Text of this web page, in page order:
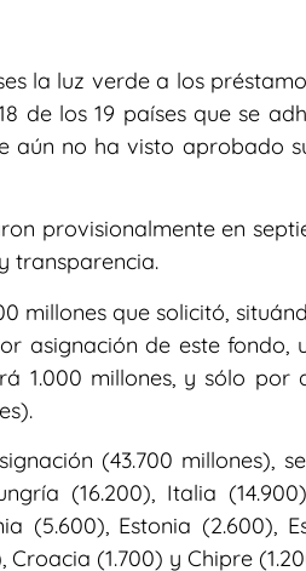
la luz verde a los
de los 19 países que se
aún no ha visto aprobado
provisionalmente en
transparencia.
millones que solicitó,
asignación de este fondo,
1.000 millones, y sólo por
(43.700 millones),
(16.200), Italia
(5.600), Estonia (2.600),
(1.700) y Chipre